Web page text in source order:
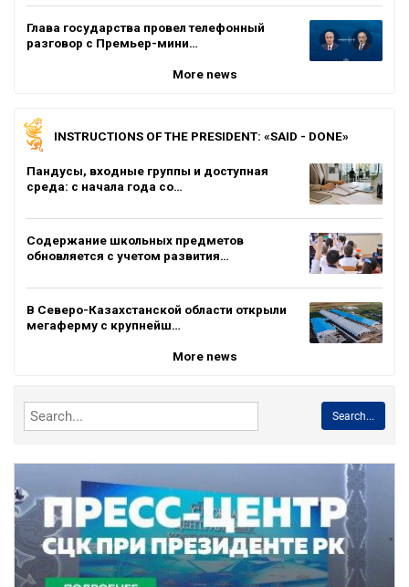
Глава государства провел телефонный
разговор с Премьер-мини…
More news
INSTRUCTIONS OF THE PRESIDENT: «SAID - DONE»
Пандусы, входные группы и доступная
среда: с начала года со…
Содержание школьных предметов
обновляется с учетом развития…
В Северо-Казахстанской области открыли
мегаферму с крупнейш…
More news
Search...